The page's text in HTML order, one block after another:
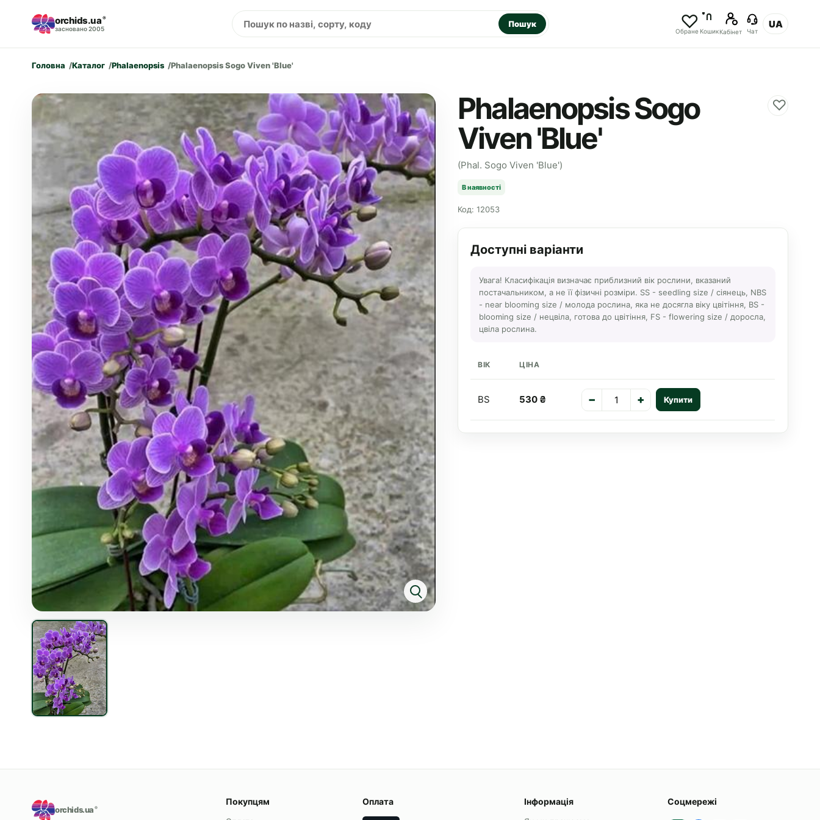
orchids.ua ®
засновано 2005 Пошук
Обране Кошик Кабінет Чат
UA
Головна Каталог Phalaenopsis Phalaenopsis Sogo Viven 'Blue'
Phalaenopsis Sogo
Viven 'Blue'
♡
(Phal. Sogo Viven 'Blue')
В наявності
Код: 12053
Доступні варіанти
Увага! Класифікація визначає приблизний вік рослини, вказаний
постачальником, а не її фізичні розміри. SS - seedling size / сіянець, NBS
- near blooming size / молода рослина, яка не досягла віку цвітіння, BS -
blooming size / нецвіла, готова до цвітіння, FS - flowering size / доросла,
цвіла рослина.
ВІК ЦІНА
BS 530 ₴ − + Купити
orchids.ua ®
Покупцям Оплата Інформація Соцмережі